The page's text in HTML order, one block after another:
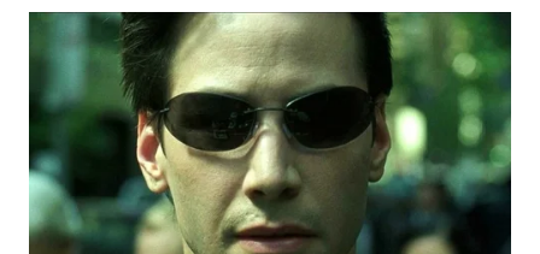
WN
TAPANULI
SAMOSIR
WN
PADANG